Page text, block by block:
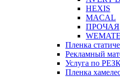
HEXIS
MACAL
ПРОЧАЯ
Пленка
Рекламный
Услуга по
Пленка